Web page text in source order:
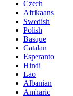
Czech
Afrikaans
Swedish
Polish
Basque
Catalan
Esperanto
Hindi
Lao
Albanian
Amharic